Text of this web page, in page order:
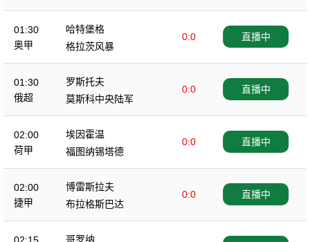
01:30
奥甲
哈特堡格
0:0
格拉茨风暴
直播中
01:30
俄超
罗斯托夫
0:0
莫斯科中央陆军
直播中
02:00
荷甲
埃因霍温
0:0
福图纳锡塔德
直播中
02:00
捷甲
博雷斯拉夫
0:0
布拉格斯巴达
直播中
哥罗纳